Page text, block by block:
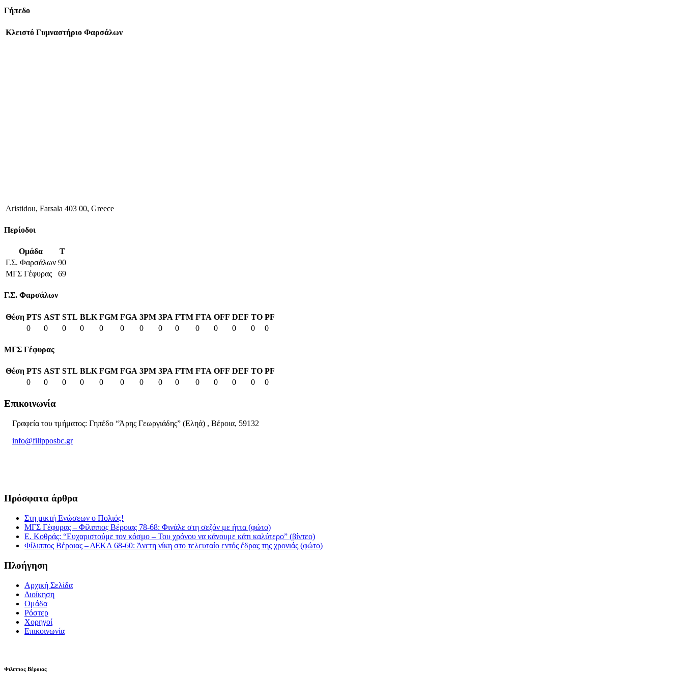
Γήπεδο
Κλειστό Γυμναστήριο Φαρσάλων
Aristidou, Farsala 403 00, Greece
Περίοδοι
Ομάδα
T
Γ.Σ. Φαρσάλων 90
ΜΓΣ Γέφυρας
69
Γ.Σ. Φαρσάλων
Θέση PTS AST STL BLK FGM FGA 3PM 3PA FTM FTA OFF DEF TO PF
0
0 0 0 0 0 0 0 0 0 0 0 0 0
ΜΓΣ Γέφυρας
Θέση PTS AST STL BLK FGM FGA 3PM 3PA FTM FTA OFF DEF TO PF
0
0 0 0 0 0 0 0 0 0 0 0 0 0
Επικοινωνία
Γραφεία του τμήματος: Γηπέδο “Άρης Γεωργιάδης” (Εληά) , Βέροια, 59132
info@filipposbc.gr
Πρόσφατα άρθρα
Στη μικτή Ενώσεων ο Πολιός!
ΜΓΣ Γέφυρας – Φίλιππος Βέροιας 78-68: Φινάλε στη σεζόν με ήττα (φώτο)
Ε. Κοθράς: “Ευχαριστούμε τον κόσμο – Του χρόνου να κάνουμε κάτι καλύτερο” (βίντεο)
Φίλιππος Βέροιας – ΔΕΚΑ 68-60: Άνετη νίκη στο τελευταίο εντός έδρας της χρονιάς (φώτο)
Πλοήγηση
Αρχική Σελίδα
Διοίκηση
Ομάδα
Ρόστερ
Χορηγοί
Επικοινωνία
Φιλιππος Βέροιας